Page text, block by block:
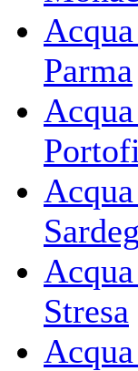
Parma
Stresa